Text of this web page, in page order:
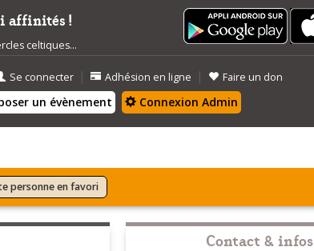
affinités !
celtiques...
Se connecter | Adhésion en ligne | Faire un don
un évènement Connexion Admin
personne en favori
Contact & infos